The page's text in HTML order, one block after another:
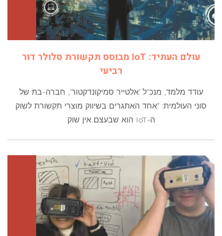
עולם העתיד: IoT מבוסס תקשורת סלולר דור
רביעי
עודד מלמד, מנכ"ל 'אלטייר סמיקונדקטור', חברה-בת של
סוני העולמית: "אחד האתגרים בשיווק מוצרי תקשורת לשוק
ה-IoT הוא שבעצם אין שוק